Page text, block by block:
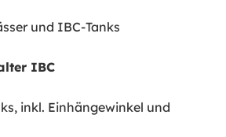
und IBC-Tanks
IBC
inkl. Einhängewinkel und